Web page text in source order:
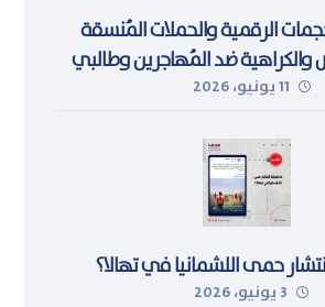
الرقمية والحملات المُنسقة
والكراهية ضد المُهاجرين وطالبي
اللجوء في ليبيا
11 يونيو، 2026
حمى اللشمانيا في تهالا؟
3 يونيو، 2026